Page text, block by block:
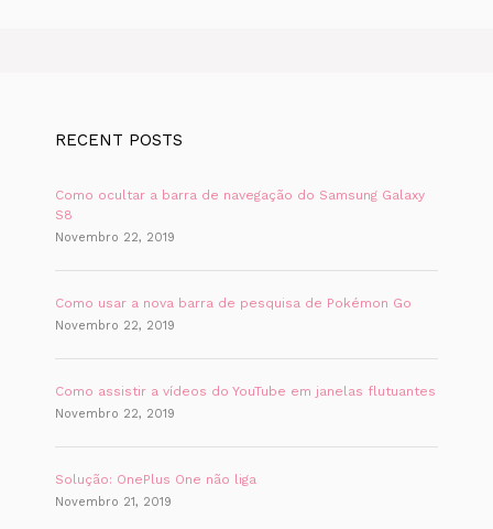
RECENT POSTS
Como ocultar a barra de navegação do Samsung Galaxy
S8
Novembro 22, 2019
Como usar a nova barra de pesquisa de Pokémon Go
Novembro 22, 2019
Como assistir a vídeos do YouTube em janelas flutuantes
Novembro 22, 2019
Solução: OnePlus One não liga
Novembro 21, 2019